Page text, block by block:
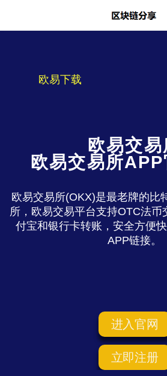
欧易下载
欧易交易
欧易交易所
欧易交易所(OKX)是最老牌的比
所，欧易交易平台支持OTC法币
付宝和银行卡转账，安全方便
APP链接。
进入官网
立即注册